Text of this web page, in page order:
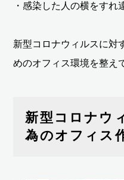
・感染した人の横をすれ
新型コロナウィルスに対
めのオフィス環境を整え
新型コロナウ
為のオフィス